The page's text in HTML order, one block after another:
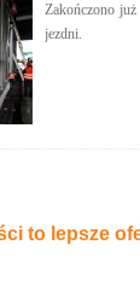
Zakończono
jezdni.
to lepsze